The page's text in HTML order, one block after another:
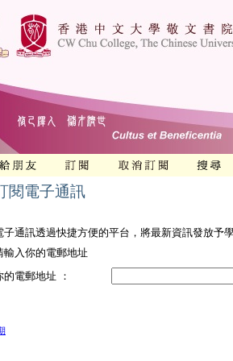
閱電子通訊
子通訊透過快捷方便的平台，將最新資訊發放予
輸入你的電郵地址
的電郵地址 ：